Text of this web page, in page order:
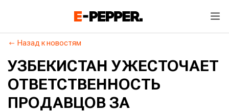
Назад к новостям
УЗБЕКИСТАН УЖЕСТОЧАЕТ
ОТВЕТСТВЕННОСТЬ
ПРОДАВЦОВ ЗА